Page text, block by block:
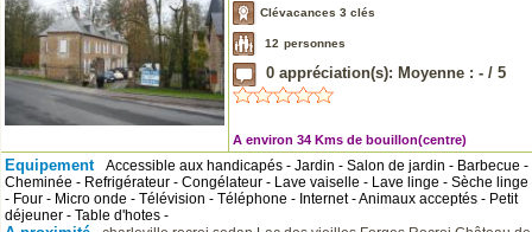
Clévacances 3 clés
12 personnes
0 appréciation(s): Moyenne : - / 5
A environ 34 Kms de bouillon(centre)
Equipement
Accessible aux handicapés - Jardin - Salon de jardin - Barbecue -
Cheminée - Refrigérateur - Congélateur - Lave vaiselle - Lave linge - Sèche linge
- Four - Micro onde - Télévision - Téléphone - Internet - Animaux acceptés - Petit
déjeuner - Table d'hotes -